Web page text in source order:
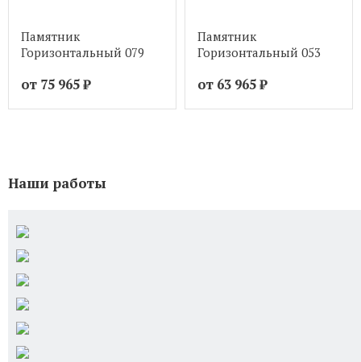
Памятник
Горизонтальный 079
от 75 965₽
Памятник
Горизонтальный 053
от 63 965₽
Наши работы